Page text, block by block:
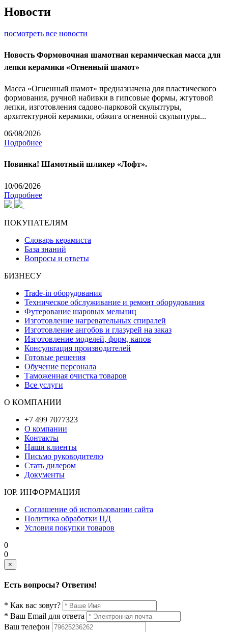
Новости
посмотреть все новости
Новость Формовочная шамотная керамическая масса для
лепки керамики «Огненный шамот»
Масса «Огненный шамот» предназначена для пластического
формования, ручной набивки в гипсовые формы, жгутовой
лепки, изготовления садово-парковой скульптуры,
архитектурной керамики, обжига огненной скульптуры...
06/08/2026
Подробнее
Новинка! Шамотный шликер «Лофт».
10/06/2026
Подробнее
ПОКУПАТЕЛЯМ
Словарь керамиста
База знаний
Вопросы и ответы
БИЗНЕСУ
Trade-in оборудования
Техническое обслуживание и ремонт оборудования
Футерование шаровых мельниц
Изготовление нагревательных спиралей
Изготовление ангобов и глазурей на заказ
Изготовление моделей, форм, капов
Консультация производителей
Готовые решения
Обучение персонала
Таможенная очистка товаров
Все услуги
О КОМПАНИИ
+7 499 7077323
О компании
Контакты
Наши клиенты
Письмо руководителю
Стать дилером
Документы
ЮР. ИНФОРМАЦИЯ
Соглашение об использовании сайта
Политика обработки ПД
Условия покупки товаров
0
0
×
Есть вопросы? Ответим!
* Как вас зовут?
* Ваш Email для ответа
Ваш телефон